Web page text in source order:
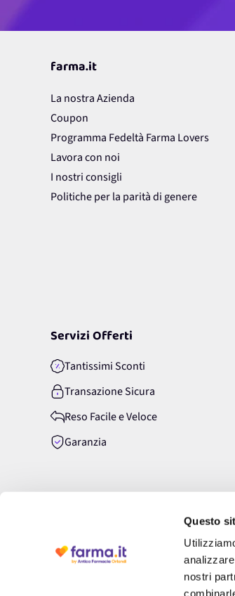
Questo
nostri
farma.it
La nostra Azienda
Coupon
Programma Fedeltà Farma Lovers
Lavora con noi
I nostri consigli
Politiche per la parità di genere
Servizi Offerti
Tantissimi Sconti
Transazione Sicura
Reso Facile e Veloce
Garanzia